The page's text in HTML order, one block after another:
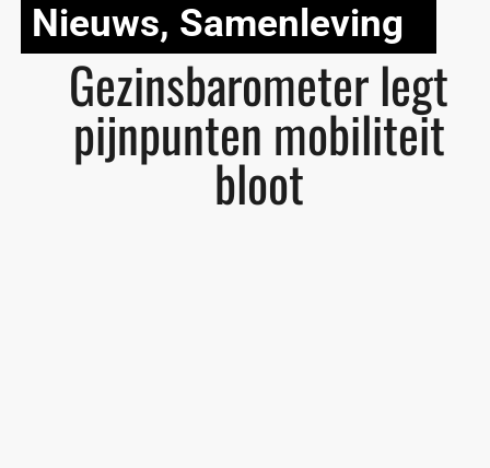
Nieuws, Samenleving
Gezinsbarometer legt
pijnpunten mobiliteit
bloot